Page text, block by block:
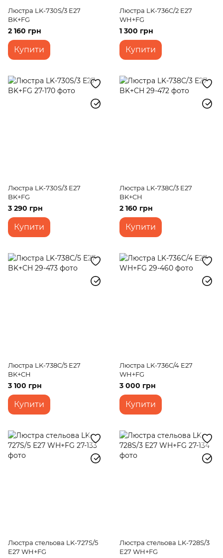
Люстра LK-730S/3 E27
BK+FG
2 160 грн
Купити
Люстра LK-736C/2 E27
WH+FG
1 300 грн
Купити
Люстра LK-730S/3 E27
BK+FG
3 290 грн
Купити
Люстра LK-738C/3 E27
BK+CH
2 160 грн
Купити
Люстра LK-738C/5 E27
BK+CH
3 100 грн
Купити
Люстра LK-736C/4 E27
WH+FG
3 000 грн
Купити
Люстра стельова LK-727S/5
E27 WH+FG
Люстра стельова LK-728S/3
E27 WH+FG